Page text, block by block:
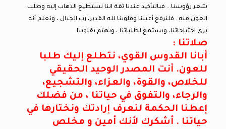
شعر رؤوسنا… فبالتأكيد عندنا ثقة اننا نستطيع الذهاب إليه وطلب
العون منه . فلنرفع أعيننا وقلوبنا لله القدير، رب الجبال ، ونعلم أنه
يرى احتياجاتنا، ويستمع لطلباتنا ، ويهتم بقلوبنا.
صلاتنا :
أبانا القدوس القوي، نتطلع إليك طلبا
للعون. أنت المصدر الوحيد الحقيقي
للخلاص، والقوة، والعزاء، والتشجيع،
والرجاء، والتفوق في حياتنا ، من فضلك
إعطنا الحكمة لنعرف إرادتك ونختارها في
حياتنا . أشكرك لأنك أمين و مخلص